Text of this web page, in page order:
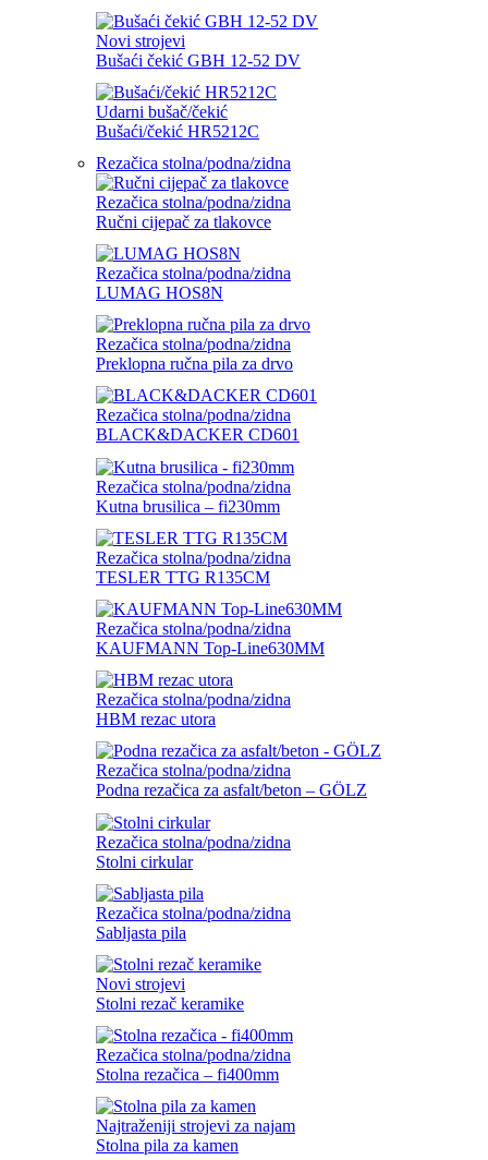
Novi strojevi
Bušaći čekić GBH 12-52 DV
Udarni bušač/čekić
Bušaći/čekić HR5212C
Rezačica stolna/podna/zidna
Rezačica stolna/podna/zidna
Ručni cijepač za tlakovce
Rezačica stolna/podna/zidna
LUMAG HOS8N
Rezačica stolna/podna/zidna
Preklopna ručna pila za drvo
Rezačica stolna/podna/zidna
BLACK&DACKER CD601
Rezačica stolna/podna/zidna
Kutna brusilica – fi230mm
Rezačica stolna/podna/zidna
TESLER TTG R135CM
Rezačica stolna/podna/zidna
KAUFMANN Top-Line630MM
Rezačica stolna/podna/zidna
HBM rezac utora
Rezačica stolna/podna/zidna
Podna rezačica za asfalt/beton – GÖLZ
Rezačica stolna/podna/zidna
Stolni cirkular
Rezačica stolna/podna/zidna
Sabljasta pila
Novi strojevi
Stolni rezač keramike
Rezačica stolna/podna/zidna
Stolna rezačica – fi400mm
Najtraženiji strojevi za najam
Stolna pila za kamen